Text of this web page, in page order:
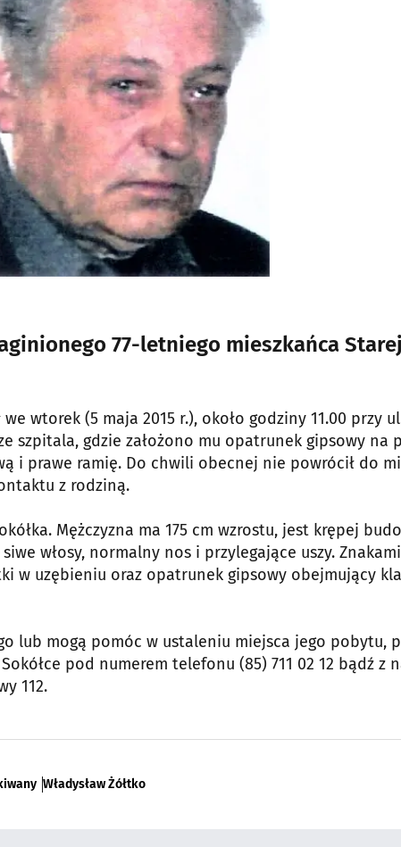
77-letniego mieszkańca Starej
wtorek (5 maja 2015 r.), około godziny 11.00 przy
szpitala, gdzie założono mu opatrunek gipsowy na
i prawe ramię. Do chwili obecnej nie powrócił do
z rodziną.
Mężczyzna ma 175 cm wzrostu, jest krępej
włosy, normalny nos i przylegające uszy. Znakami
w uzębieniu oraz opatrunek gipsowy obejmujący
lub mogą pomóc w ustaleniu miejsca jego pobytu,
pod numerem telefonu (85) 711 02 12 bądź z
112.
Władysław Żółtko